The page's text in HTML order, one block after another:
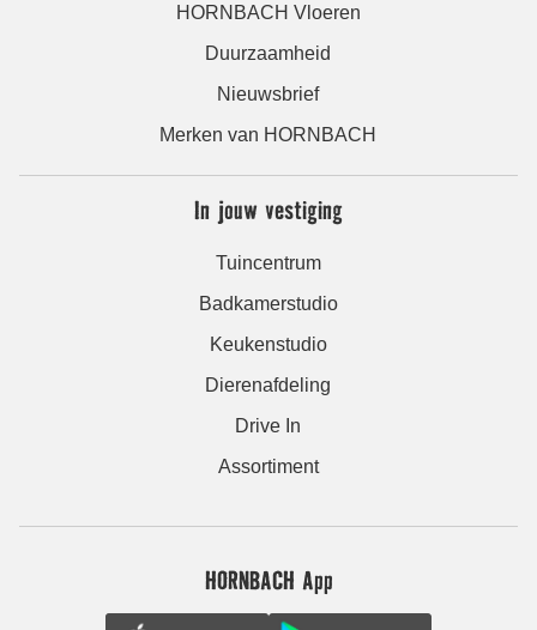
HORNBACH Vloeren
Duurzaamheid
Nieuwsbrief
Merken van HORNBACH
In jouw vestiging
Tuincentrum
Badkamerstudio
Keukenstudio
Dierenafdeling
Drive In
Assortiment
HORNBACH App